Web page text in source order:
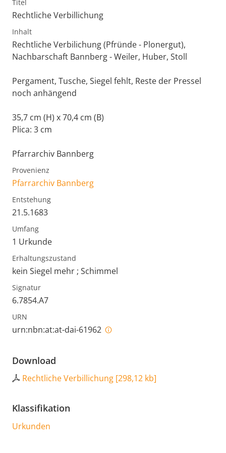
Titel
Rechtliche Verbillichung
Inhalt
Rechtliche Verbilichung (Pfründe - Plonergut),
Nachbarschaft Bannberg - Weiler, Huber, Stoll
Pergament, Tusche, Siegel fehlt, Reste der Pressel
noch anhängend
35,7 cm (H) x 70,4 cm (B)
Plica: 3 cm
Pfarrarchiv Bannberg
Provenienz
Pfarrarchiv Bannberg
Entstehung
21.5.1683
Umfang
1 Urkunde
Erhaltungszustand
kein Siegel mehr ; Schimmel
Signatur
6.7854.A7
URN
urn:nbn:at:at-dai-61962
Download
Rechtliche Verbillichung [298,12 kb]
Klassifikation
Urkunden